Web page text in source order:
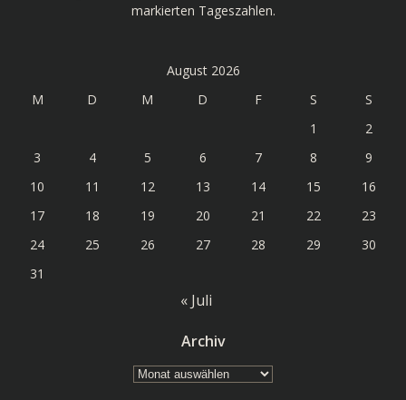
markierten Tageszahlen.
August 2026
M
D M D F S
S
1
2
3
4 5 6 7 8
9
10
11 12 13 14 15
16
17
18 19 20 21 22
23
24
25 26 27 28 29
30
31
« Juli
Archiv
Archiv